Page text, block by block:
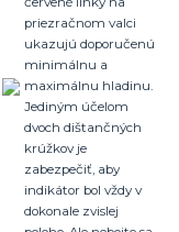
priezračnom valci
ukazujú doporučenú
minimálnu a
maximálnu hladinu.
Jediným účelom
dvoch dištančných
krúžkov je
zabezpečiť, aby
indikátor bol vždy v
dokonale zvislej